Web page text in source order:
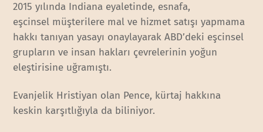
2015 yılında Indiana eyaletinde, esnafa,
eşcinsel müşterilere mal ve hizmet satışı yapmama
hakkı tanıyan yasayı onaylayarak ABD’deki eşcinsel
grupların ve insan hakları çevrelerinin yoğun
eleştirisine uğramıştı.
Evanjelik Hristiyan olan Pence, kürtaj hakkına
keskin karşıtlığıyla da biliniyor.